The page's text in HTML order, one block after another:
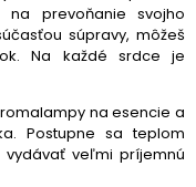
prevoňanie svojho
súpravy, môžeš
Na každé srdce je
na esencie a
Postupne sa teplom
veľmi príjemnú